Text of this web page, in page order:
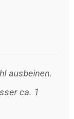
ausbeinen.
ca. 1